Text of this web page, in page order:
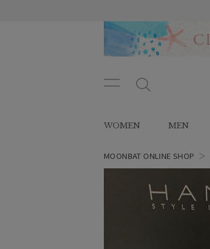
ン
ュ
ー
タ
WOMEN MEN
MOONBAT ONLINE SHOP ＞